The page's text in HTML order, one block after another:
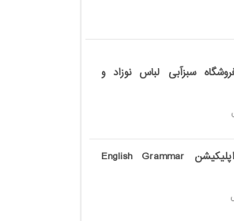
سبزآبی لباس نوزاد و
معرفی اپلیکیشن English Grammar